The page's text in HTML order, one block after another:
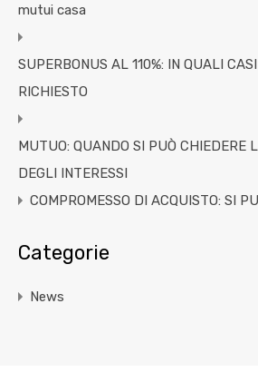
mutui casa
SUPERBONUS AL 110%: IN QUALI
RICHIESTO
MUTUO: QUANDO SI PUÒ CHIEDERE
DEGLI INTERESSI
COMPROMESSO DI ACQUISTO: SI
Categorie
News